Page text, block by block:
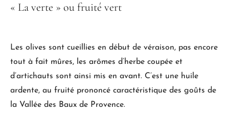
« Laverte » ou fruité vert
Les olives sont cueillies en début de véraison, pas encore
tout à fait mûres, les arômes d’herbe coupée et
d’artichauts sont ainsi mis en avant. C’est une huile
ardente, au fruité prononcé caractéristique des goûts de
la Vallée des Baux de Provence.